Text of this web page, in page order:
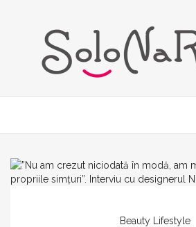
Beauty Lifestyle